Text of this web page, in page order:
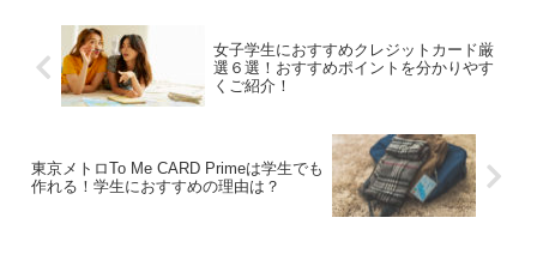
女子学生におすすめクレジットカード厳
選６選！おすすめポイントを分かりやす
くご紹介！
東京メトロTo Me CARD Primeは学生でも
作れる！学生におすすめの理由は？